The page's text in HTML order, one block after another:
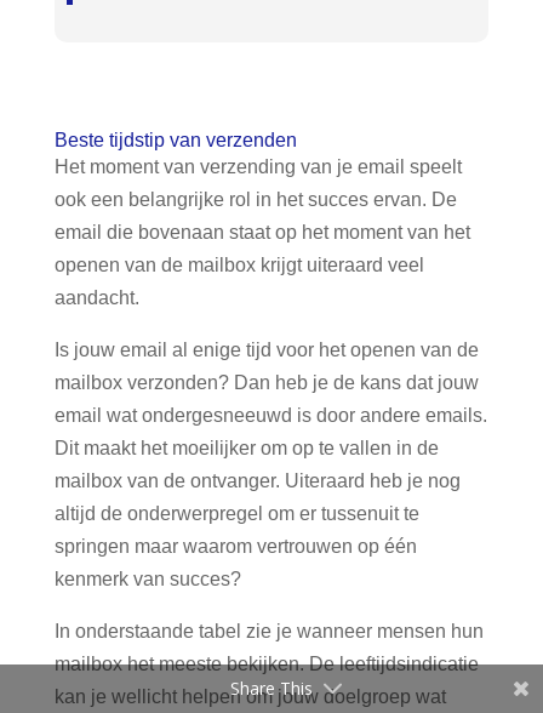
Beste tijdstip van verzenden
Het moment van verzending van je email speelt
ook een belangrijke rol in het succes ervan. De
email die bovenaan staat op het moment van het
openen van de mailbox krijgt uiteraard veel
aandacht.
Is jouw email al enige tijd voor het openen van de
mailbox verzonden? Dan heb je de kans dat jouw
email wat ondergesneeuwd is door andere emails.
Dit maakt het moeilijker om op te vallen in de
mailbox van de ontvanger. Uiteraard heb je nog
altijd de onderwerpregel om er tussenuit te
springen maar waarom vertrouwen op één
kenmerk van succes?
In onderstaande tabel zie je wanneer mensen hun
mailbox het meeste bekijken. De leeftijdsindicatie
kan je wellicht helpen om jouw doelgroep wat
Share This